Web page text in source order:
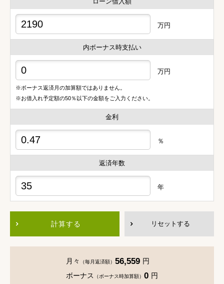
万円
内ボーナス時支払い
万円
※ボーナス返済月の加算額ではありません。
※お借入れ予定額の50％以下の金額をご入力ください。
金利
％
返済年数
年
計算する リセットする
月々 （毎月返済額） 56,559 円
ボーナス
（ボーナス時加算額） 0 円